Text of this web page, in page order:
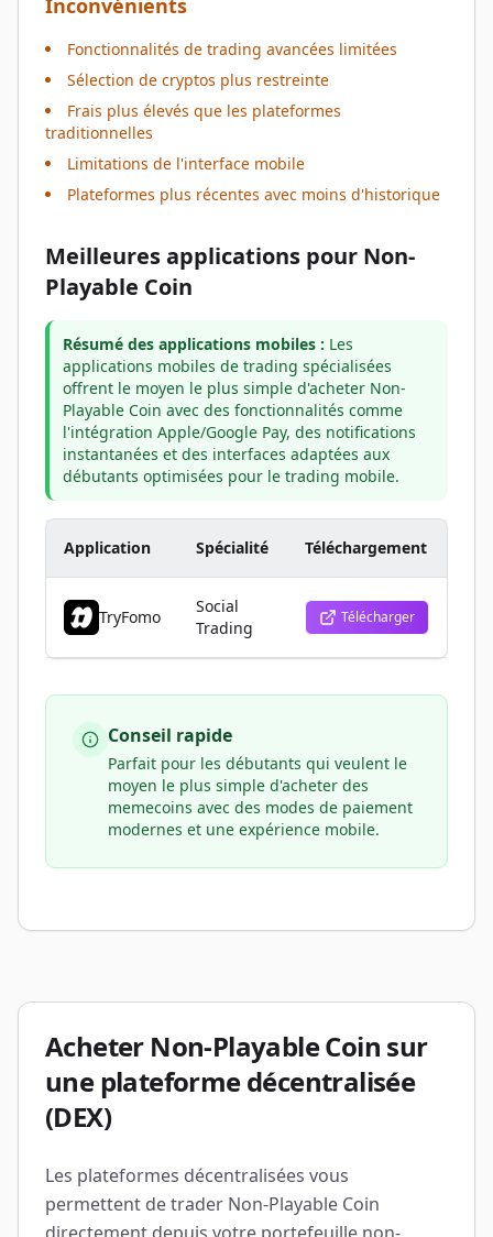
Inconvénients
Fonctionnalités de trading avancées limitées
Sélection de cryptos plus restreinte
Frais plus élevés que les plateformes
traditionnelles
Limitations de l'interface mobile
Plateformes plus récentes avec moins d'historique
Meilleures applications pour Non-
Playable Coin
Résumé des applications mobiles : Les
applications mobiles de trading spécialisées
offrent le moyen le plus simple d'acheter Non-
Playable Coin avec des fonctionnalités comme
l'intégration Apple/Google Pay, des notifications
instantanées et des interfaces adaptées aux
débutants optimisées pour le trading mobile.
Application Spécialité Téléchargement
TryFomo
Social
Trading
Télécharger
Conseil rapide
Parfait pour les débutants qui veulent le
moyen le plus simple d'acheter des
memecoins avec des modes de paiement
modernes et une expérience mobile.
Acheter Non-Playable Coin sur
une plateforme décentralisée
(DEX)
Les plateformes décentralisées vous
permettent de trader Non-Playable Coin